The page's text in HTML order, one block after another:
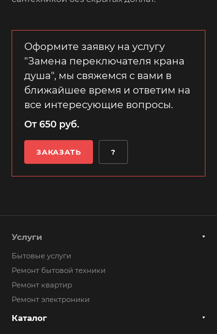
Оформите заявку на услугу
"Замена переключателя крана
душа", мы свяжемся с вами в
ближайшее время и ответим на
все интересующие вопросы.
От 650 руб.
ЗАКАЗАТЬ ?
Услуги
Бытовые услуги
Ремонт бытовой техники
Ремонт квартир
Ремонт электроники
Каталог